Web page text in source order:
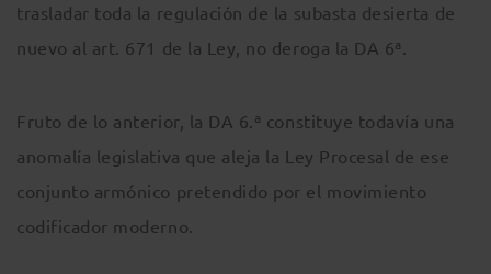
trasladar toda la regulación de la subasta desierta de
nuevo al art. 671 de la Ley, no deroga la DA 6ª.
Fruto de lo anterior, la DA 6.ª constituye todavía una
anomalía legislativa que aleja la Ley Procesal de ese
conjunto armónico pretendido por el movimiento
codificador moderno.